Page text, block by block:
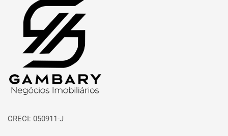
Página inicial
CRECI: 050911-J